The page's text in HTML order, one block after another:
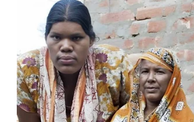
WN
LABUANBAJO
WN
BORNEO